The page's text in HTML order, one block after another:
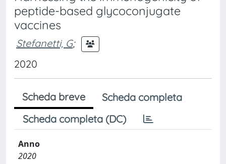
peptide-based glycoconjugate
vaccines
Stefanetti, G;
2020
Scheda breve
Scheda completa
Scheda completa (DC)
Anno
2020